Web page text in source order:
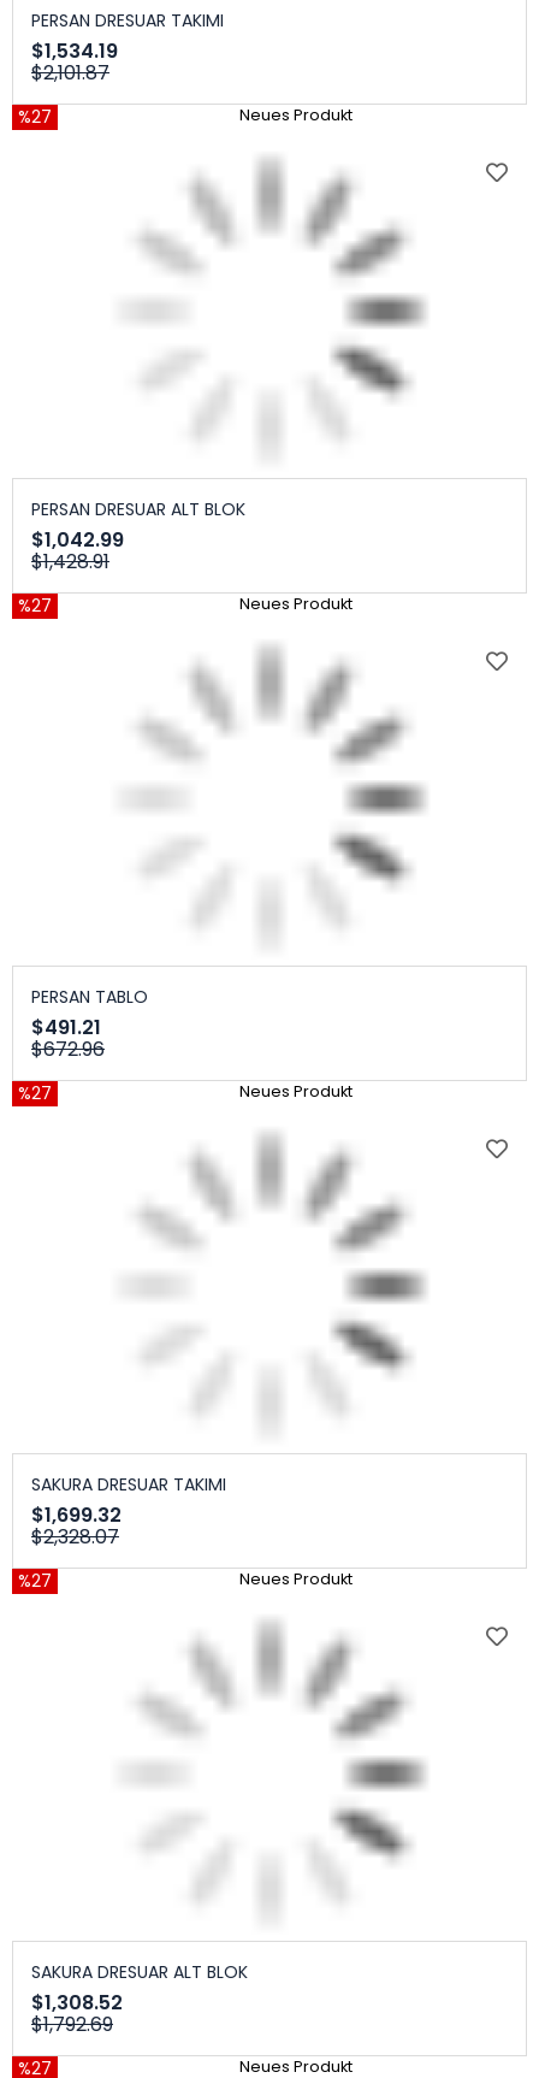
PERSAN DRESUAR TAKIMI
$1,534.19
$2,101.87
%27 Neues Produkt
PERSAN DRESUAR ALT BLOK
$1,042.99
$1,428.91
%27 Neues Produkt
PERSAN TABLO
$491.21
$672.96
%27 Neues Produkt
SAKURA DRESUAR TAKIMI
$1,699.32
$2,328.07
%27 Neues Produkt
SAKURA DRESUAR ALT BLOK
$1,308.52
$1,792.69
%27 Neues Produkt